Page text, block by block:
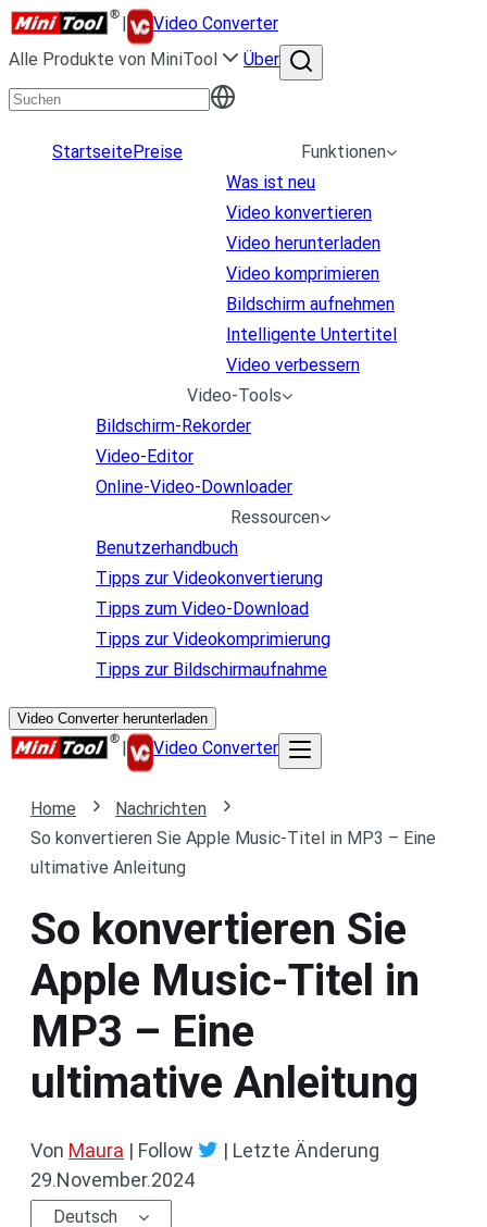
|
Video Converter
Alle Produkte von MiniTool
Über
StartseitePreise
Funktionen
Was ist neu
Video konvertieren
Video herunterladen
Video komprimieren
Bildschirm aufnehmen
Intelligente Untertitel
Video verbessern
Video-Tools
Bildschirm-Rekorder
Video-Editor
Online-Video-Downloader
Ressourcen
Benutzerhandbuch
Tipps zur Videokonvertierung
Tipps zum Video-Download
Tipps zur Videokomprimierung
Tipps zur Bildschirmaufnahme
Video Converter herunterladen
| Video Converter
Home
Nachrichten
So konvertieren Sie Apple Music-Titel in MP3 – Eine
ultimative Anleitung
So konvertieren Sie
Apple Music-Titel in
MP3 – Eine
ultimative Anleitung
Von Maura | Follow | Letzte Änderung
29.November.2024
Deutsch